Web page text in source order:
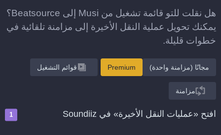
هل نقلت للتو قائمة تشغيل من Musi إلى Beatsource؟
يمكنك تحويل عملية النقل الأخيرة إلى مزامنة تلقائية في
خطوات قليلة.
مجانًا (مزامنة واحدة) Premium قوائم التشغيل
مزامنة
افتح «عمليات النقل الأخيرة» في Soundiiz